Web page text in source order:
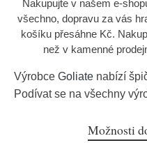
Nakupujte v našem e-
všechno, dopravu za vás
košíku přesáhne Kč.
než v kamenné
Výrobce Goliate nabízí
Podívat se na všechny
Možnosti